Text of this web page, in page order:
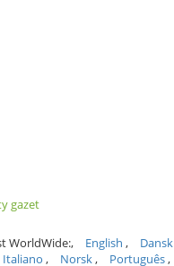
gazet
WorldWide: English Dansk
Italiano Norsk Português